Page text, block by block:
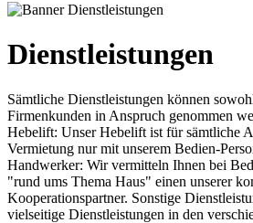
Dienstleistungen
Sämtliche Dienstleistungen können
Firmenkunden in Anspruch genommen
Hebelift: Unser Hebelift ist für sämtliche
Vermietung nur mit unserem Bedien-
Handwerker: Wir vermitteln Ihnen bei
"rund ums Thema Haus" einen unserer
Kooperationspartner. Sonstige
vielseitige Dienstleistungen in den